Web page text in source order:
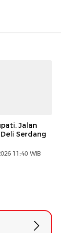
Jalan
Serdang
11:40 WIB